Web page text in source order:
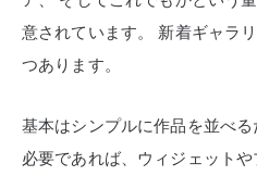
意されています。
新着ギャラ
つあります。
基本はシンプルに作品を並べる
必要であれば、ウィジェット